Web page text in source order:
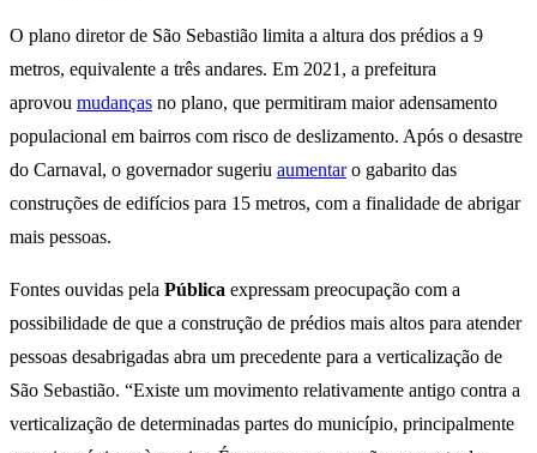
O plano diretor de São Sebastião limita a altura dos prédios a 9
metros, equivalente a três andares. Em 2021, a prefeitura
aprovou mudanças no plano, que permitiram maior adensamento
populacional em bairros com risco de deslizamento. Após o desastre
do Carnaval, o governador sugeriu aumentaro gabarito das
construções de edifícios para 15 metros, com a finalidade de abrigar
mais pessoas.
Fontes ouvidas pela Pública expressam preocupação com a
possibilidade de que a construção de prédios mais altos para atender
pessoas desabrigadas abra um precedente para a verticalização de
São Sebastião. “Existe um movimento relativamente antigo contra a
verticalização de determinadas partes do município, principalmente